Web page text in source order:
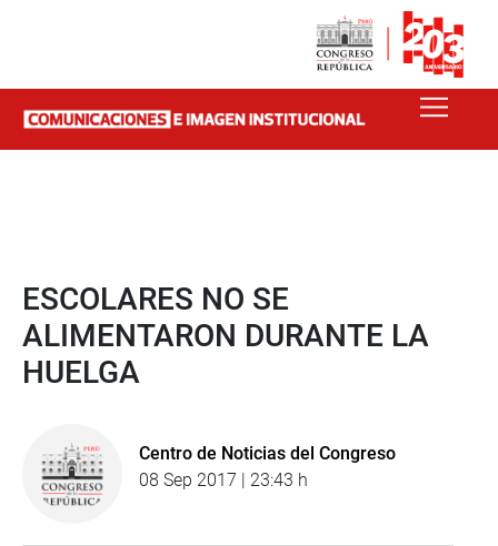
ESCOLARES NO SE
ALIMENTARON DURANTE LA
HUELGA
Centro de Noticias del Congreso
08 Sep 2017 | 23:43 h